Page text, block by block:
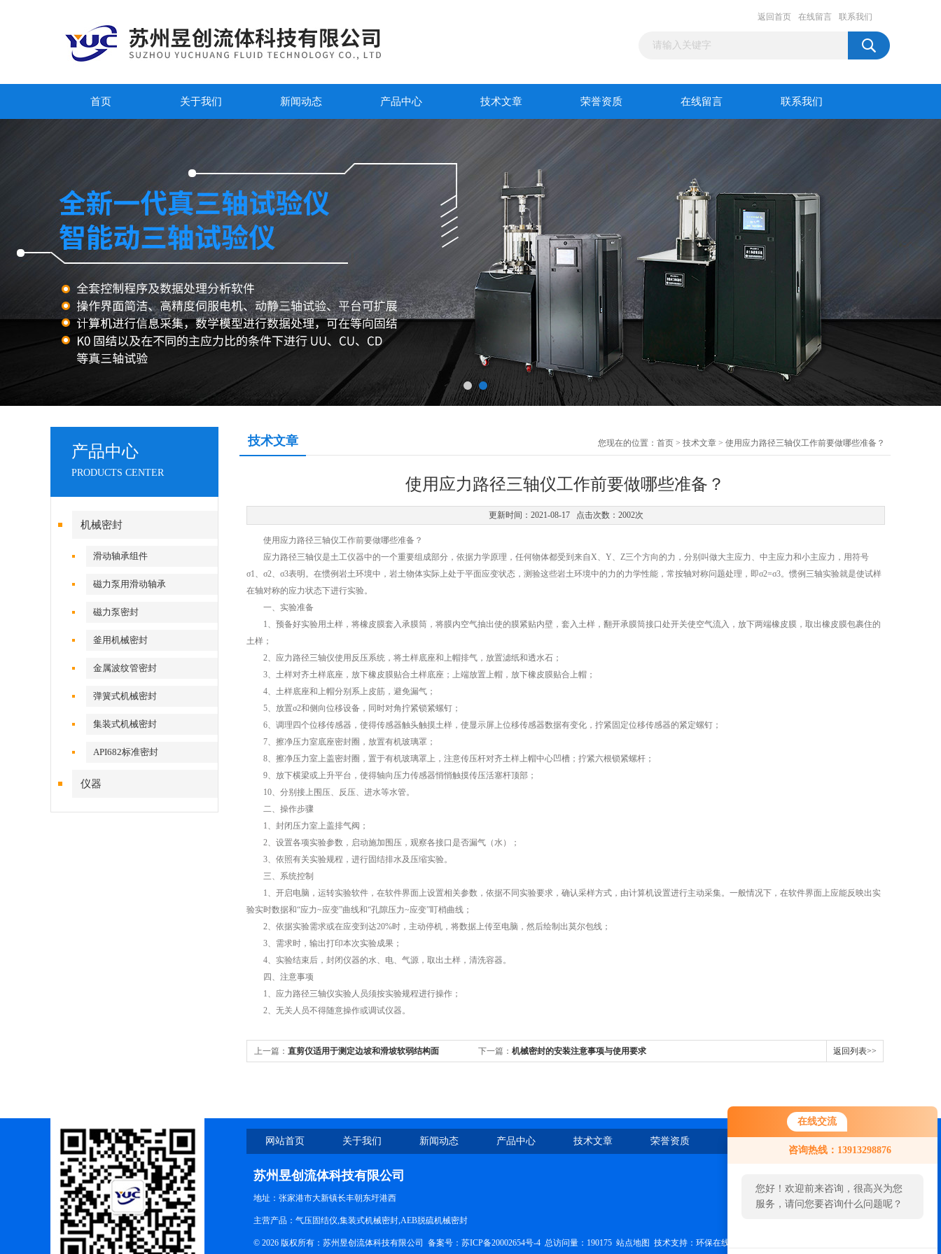
在线交流
咨询热线：13913298876
您好！欢迎前来咨询，很高兴为您
服务，请问您要咨询什么问题呢？
返回首页 在线留言 联系我们
首页 关于我们 新闻动态 产品中心 技术文章 荣誉资质 在线留言 联系我们
产品中心
PRODUCTS CENTER
机械密封
滑动轴承组件
磁力泵用滑动轴承
磁力泵密封
釜用机械密封
金属波纹管密封
弹簧式机械密封
集装式机械密封
API682标准密封
仪器
技术文章 您现在的位置： 首页 > 技术文章 > 使用应力路径三轴仪工作前要做哪些准备？
使用应力路径三轴仪工作前要做哪些准备？
更新时间：2021-08-17 点击次数：2002次
使用应力路径三轴仪工作前要做哪些准备？
应力路径三轴仪是土工仪器中的一个重要组成部分，依据力学原理，任何物体都受到来自X、Y、Z三个方向的力，分别叫做大主应力、中主应力和小主应力，用符号
σ1、σ2、σ3表明。在惯例岩土环境中，岩土物体实际上处于平面应变状态，测验这些岩土环境中的力的力学性能，常按轴对称问题处理，即σ2=σ3。惯例三轴实验就是使试样
在轴对称的应力状态下进行实验。
一、实验准备
1、预备好实验用土样，将橡皮膜套入承膜筒，将膜内空气抽出使的膜紧贴内壁，套入土样，翻开承膜筒接口处开关使空气流入，放下两端橡皮膜，取出橡皮膜包裹住的
土样；
2、应力路径三轴仪使用反压系统，将土样底座和上帽排气，放置滤纸和透水石；
3、土样对齐土样底座，放下橡皮膜贴合土样底座；上端放置上帽，放下橡皮膜贴合上帽；
4、土样底座和上帽分别系上皮筋，避免漏气；
5、放置σ2和侧向位移设备，同时对角拧紧锁紧螺钉；
6、调理四个位移传感器，使得传感器触头触摸土样，使显示屏上位移传感器数据有变化，拧紧固定位移传感器的紧定螺钉；
7、擦净压力室底座密封圈，放置有机玻璃罩；
8、擦净压力室上盖密封圈，置于有机玻璃罩上，注意传压杆对齐土样上帽中心凹槽；拧紧六根锁紧螺杆；
9、放下横梁或上升平台，使得轴向压力传感器悄悄触摸传压活塞杆顶部；
10、分别接上围压、反压、进水等水管。
二、操作步骤
1、封闭压力室上盖排气阀；
2、设置各项实验参数，启动施加围压，观察各接口是否漏气（水）；
3、依照有关实验规程，进行固结排水及压缩实验。
三、系统控制
1、开启电脑，运转实验软件，在软件界面上设置相关参数，依据不同实验要求，确认采样方式，由计算机设置进行主动采集。一般情况下，在软件界面上应能反映出实
验实时数据和“应力~应变”曲线和“孔隙压力~应变”盯梢曲线；
2、依据实验需求或在应变到达20%时，主动停机，将数据上传至电脑，然后绘制出莫尔包线；
3、需求时，输出打印本次实验成果；
4、实验结束后，封闭仪器的水、电、气源，取出土样，清洗容器。
四、注意事项
1、应力路径三轴仪实验人员须按实验规程进行操作；
2、无关人员不得随意操作或调试仪器。
上一篇： 直剪仪适用于测定边坡和滑坡软弱结构面 下一篇： 机械密封的安装注意事项与使用要求 返回列表>>
网站首页 关于我们 新闻动态 产品中心 技术文章 荣誉资质
苏州昱创流体科技有限公司
地址：张家港市大新镇长丰朝东圩港西
主营产品：气压固结仪,集装式机械密封,AEB脱硫机械密封
© 2026 版权所有：苏州昱创流体科技有限公司 备案号：苏ICP备20002654号-4 总访问量：190175 站点地图 技术支持： 环保在线